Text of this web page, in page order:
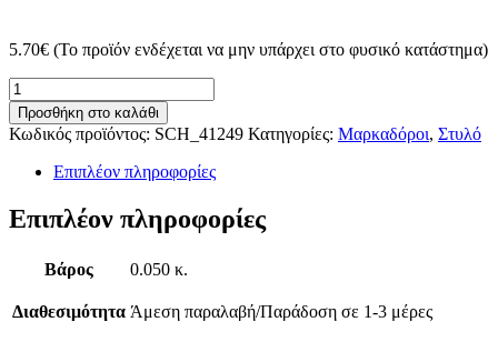
5.70€ (Το προϊόν ενδέχεται να μην υπάρχει στο φυσικό κατάστημα)
Μαρκαδόρος
ανίχνευσης
πλαστών
Schneider
Maxx
ποσότητα
Προσθήκη στο καλάθι
Κωδικός προϊόντος: SCH_41249 Κατηγορίες: Μαρκαδόροι, Στυλό
Επιπλέον πληροφορίες
Επιπλέον πληροφορίες
Βάρος 0.050 κ.
Διαθεσιμότητα Άμεση παραλαβή/Παράδοση σε 1-3 μέρες